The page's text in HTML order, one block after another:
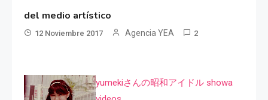
del medio artístico
12 Noviembre 2017 Agencia YEA 2
yumekiさんの昭和アイドル showa